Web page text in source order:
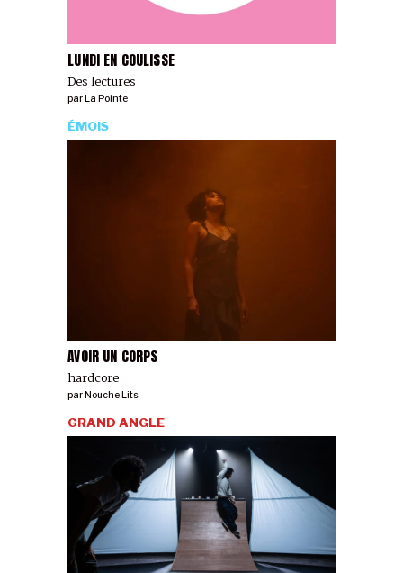
LUNDI EN COULISSE
Des lectures
parLa Pointe
AVOIR UN CORPS
hardcore
ÉMOIS
parNouche Lits
GRAND ANGLE